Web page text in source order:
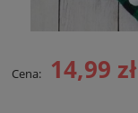
Cena: 14,99 zł